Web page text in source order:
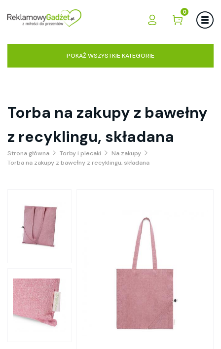
0
POKAŻ WSZYSTKIE KATEGORIE
Torba na zakupy z bawełny
z recyklingu, składana
Strona główna Torby i plecaki
Na zakupy
Torba na zakupy z bawełny z recyklingu, składana